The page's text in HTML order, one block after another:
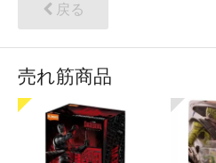
戻る
売れ筋商品